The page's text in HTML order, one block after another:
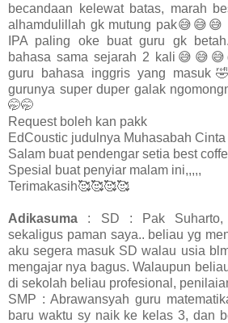
becandaan kelewat batas, marah
alhamdulillah gk mutung pak😅😅😅
IPA paling oke buat guru gk
bahasa sama sejarah 2
guru bahasa inggris yang
gurunya super duper galak
🤭🤭
Request boleh kan pakk
EdCoustic judulnya Muhasabah Cinta
Salam buat pendengar setia best
Spesial buat penyiar malam ini,,,,,
Terimakasih🥰🥰🥰🥰
Adikasuma : SD : Pak Suharto,
sekaligus paman saya.. beliau yg
aku segera masuk SD walau usia
mengajar nya bagus. Walaupun
di sekolah beliau profesional,
SMP : Abrawansyah guru
baru waktu sy naik ke kelas 3, dan